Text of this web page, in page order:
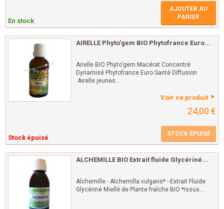
En stock
AJOUTER AU
PANIER
AIRELLE Phyto'gem BIO Phytofrance Euro...
Airelle BIO Phyto'gem Macérat Concentré
Dynamisé Phytofrance Euro Santé Diffusion
Airelle jeunes...
Voir ce produit
24,00 €
Stock épuisé STOCK ÉPUISÉ
ALCHEMILLE BIO Extrait fluide Glycériné...
Alchemille - Alchemilla vulgaris* - Extrait Fluide
Glycériné Miellé de Plante fraîche BIO *issus...